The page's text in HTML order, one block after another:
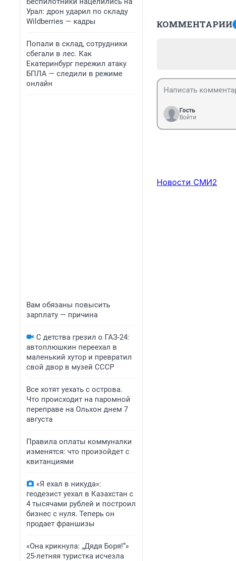
Урал: дрон ударил по складу
Wildberries — кадры
Попали в склад, сотрудники
сбегали в лес. Как
Екатеринбург пережил атаку
БПЛА — следили в режиме
онлайн
Вам обязаны повысить
зарплату — причина
С детства грезил о ГАЗ-24:
автоплюшкин переехал в
маленький хутор и превратил
свой двор в музей СССР
Все хотят уехать с острова.
Что происходит на паромной
переправе на Ольхон днем 7
августа
Правила оплаты коммуналки
изменятся: что произойдет с
квитанциями
«Я ехал в никуда»:
геодезист уехал в Казахстан с
4 тысячами рублей и построил
бизнес с нуля. Теперь он
продает франшизы
«Она крикнула: „Дядя Боря!“»
25-летняя туристка исчезла
КОММЕНТАРИИ
Гость
Войти
Новости СМИ2